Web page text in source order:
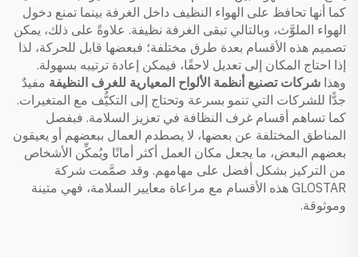
كما أنها تحافظ على الهواء النظيف داخل الغرفة بينما تمنع دخول
الهواء الملوَّث، وبالتالي تبقى الغرفة نظيفة. علاوةً على ذلك، يمكن
تصميم هذه الأقسام بعدة طرق مختلفة؛ فبعضها قابل للحركة، لذا
إذا احتاج المكان إلى تعديل لاحقًا، فيمكن إعادة ترتيبه بسهولة.
وهذا شركات تصنيع أنظمة الألواح المعيارية للغرف النظيفة مفيدٌ
جدًّا للشركات التي تنمو بسرعة وتحتاج إلى التكيُّف مع المتغيرات.
كما تساهم أقسام غرف النظافة في تعزيز السلامة. فبفصل
المناطق المختلفة عن بعضها، لا يصطدم العمال ببعضهم أو يعيقون
بعضهم البعض، ما يجعل مكان العمل أكثر أمانًا ويُمكِّن الأشخاص
من التركيز بشكل أفضل على مهامهم. وقد صمَّمت شركة
GLOSTAR هذه الأقسام مع مراعاة معايير السلامة، فهي متينة
وموثوقة.